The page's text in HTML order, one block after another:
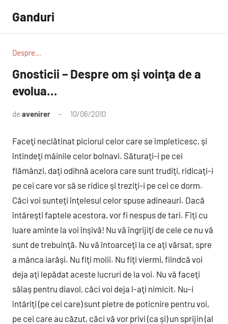
conținut
Ganduri
Despre...
Gnosticii – Despre om şi voinţa de a
evolua…
de avenirer 10/06/2010
Faceţi neclătinat piciorul celor care se împleticesc, şi
întindeţi mâinile celor bolnavi. Săturaţi-i pe cei
flămânzi, daţi odihnă acelora care sunt trudiţi, ridicaţi-i
pe cei care vor să se ridice şi treziţi-i pe cei ce dorm.
Căci voi sunteţi înţelesul celor spuse adineauri. Dacă
întăreşti faptele acestora, vor fi nespus de tari. Fiţi cu
luare aminte la voi înşivă! Nu vă îngrijiţi de cele ce nu vă
sunt de trebuinţă. Nu vă întoarceţi la ce aţi vărsat, spre
a mânca iarăşi. Nu fiţi molii. Nu fiţi viermi, fiindcă voi
deja aţi lepădat aceste lucruri de la voi. Nu vă faceţi
sălaş pentru diavol, căci voi deja l-aţi nimicit. Nu-i
întăriţi (pe cei care) sunt pietre de poticnire pentru voi,
pe cei care au căzut, căci vă vor privi (ca şi) un sprijin (al